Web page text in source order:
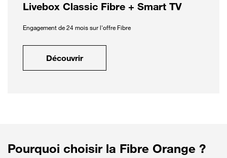
Livebox Classic Fibre + Smart TV
Engagement de 24 mois sur l'offre Fibre
Découvrir
Pourquoi choisir la Fibre Orange ?